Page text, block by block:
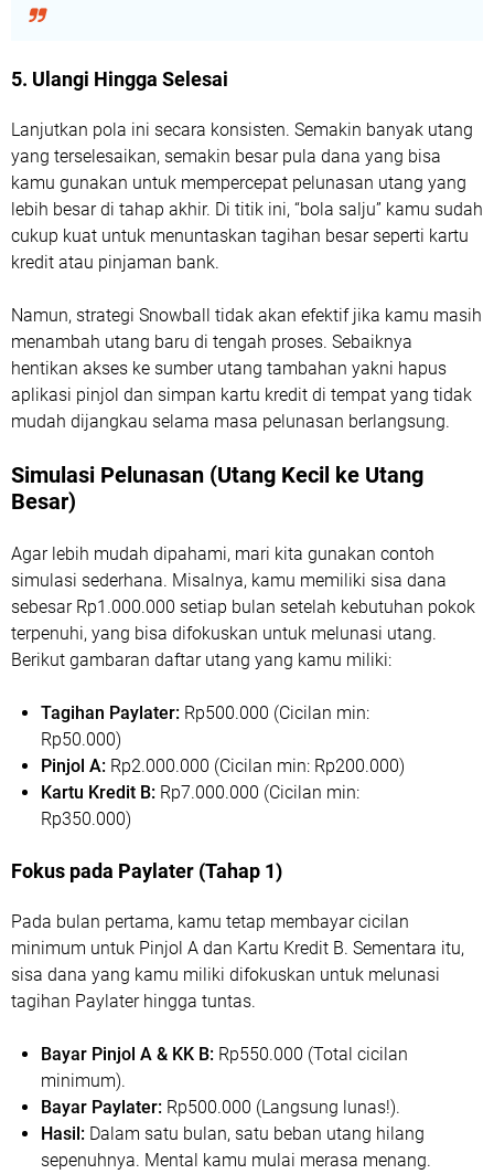
5. Ulangi Hingga Selesai
Lanjutkan pola ini secara konsisten. Semakin banyak utang
yang terselesaikan, semakin besar pula dana yang bisa
kamu gunakan untuk mempercepat pelunasan utang yang
lebih besar di tahap akhir. Di titik ini, “bola salju” kamu sudah
cukup kuat untuk menuntaskan tagihan besar seperti kartu
kredit atau pinjaman bank.
Namun, strategi Snowball tidak akan efektif jika kamu masih
menambah utang baru di tengah proses. Sebaiknya
hentikan akses ke sumber utang tambahan yakni hapus
aplikasi pinjol dan simpan kartu kredit di tempat yang tidak
mudah dijangkau selama masa pelunasan berlangsung.
Simulasi Pelunasan (Utang Kecil ke Utang
Besar)
Agar lebih mudah dipahami, mari kita gunakan contoh
simulasi sederhana. Misalnya, kamu memiliki sisa dana
sebesar Rp1.000.000 setiap bulan setelah kebutuhan pokok
terpenuhi, yang bisa difokuskan untuk melunasi utang.
Berikut gambaran daftar utang yang kamu miliki:
Tagihan Paylater: Rp500.000 (Cicilan min:
Rp50.000)
Pinjol A: Rp2.000.000 (Cicilan min: Rp200.000)
Kartu Kredit B: Rp7.000.000 (Cicilan min:
Rp350.000)
Fokus pada Paylater (Tahap 1)
Pada bulan pertama, kamu tetap membayar cicilan
minimum untuk Pinjol A dan Kartu Kredit B. Sementara itu,
sisa dana yang kamu miliki difokuskan untuk melunasi
tagihan Paylater hingga tuntas.
Bayar Pinjol A & KK B: Rp550.000 (Total cicilan
minimum).
Bayar Paylater: Rp500.000 (Langsung lunas!).
Hasil: Dalam satu bulan, satu beban utang hilang
sepenuhnya. Mental kamu mulai merasa menang.